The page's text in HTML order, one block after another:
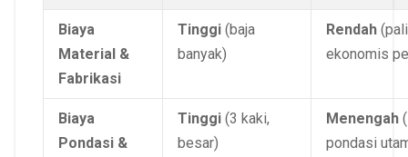
Biaya
Material &
Fabrikasi
Tinggi (baja
banyak)
Rendah
ekonomis
Biaya
Pondasi &
Tinggi (3 kaki,
besar)
Menengah
pondasi